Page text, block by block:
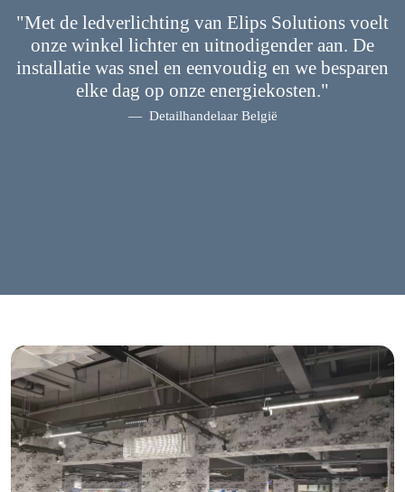
"Met de ledverlichting van Elips Solutions voelt
onze winkel lichter en uitnodigender aan. De
installatie was snel en eenvoudig en we besparen
elke dag op onze energiekosten."
Detailhandelaar België